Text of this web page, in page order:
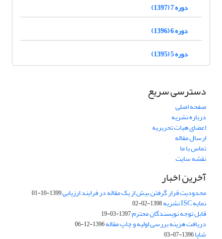
دوره 7 (1397)
دوره 6 (1396)
دوره 5 (1395)
دسترسی سریع
صفحه اصلی
درباره نشریه
اعضای هیات تحریریه
ارسال مقاله
تماس با ما
نقشه سایت
آخرین اخبار
محدودیت قرار گرفتن بیش از یک مقاله در فرایند ارزیابی1399-10-01
نمایه ISC نشریه 1398-02-02
قابل توجه نویسندگان محترم1397-03-19
دریافت هزینه بررسی اولیه و چاپ مقاله1396-12-06
شاپا1396-07-03